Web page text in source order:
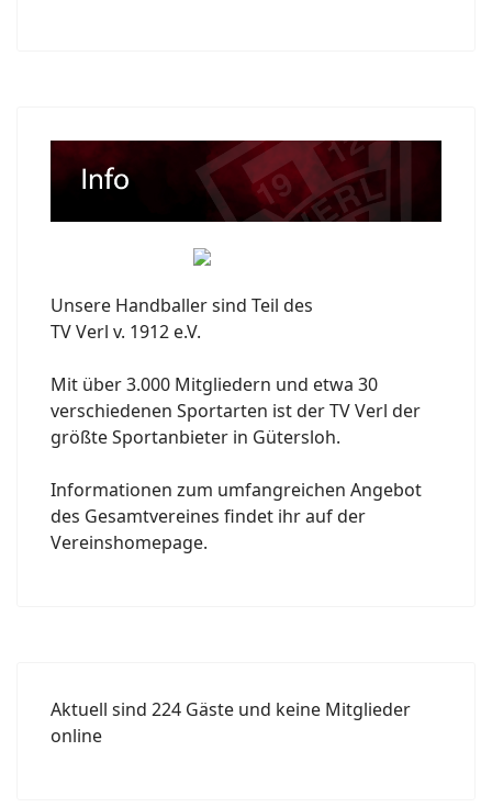
Unsere Handballer sind Teil des
TV Verl v. 1912 e.V.
Mit über 3.000 Mitgliedern und etwa 30
verschiedenen Sportarten ist der TV Verl der
größte Sportanbieter in Gütersloh.
Informationen zum umfangreichen Angebot
des Gesamtvereines findet ihr auf der
Vereinshomepage.
Aktuell sind 224 Gäste und keine Mitglieder
online